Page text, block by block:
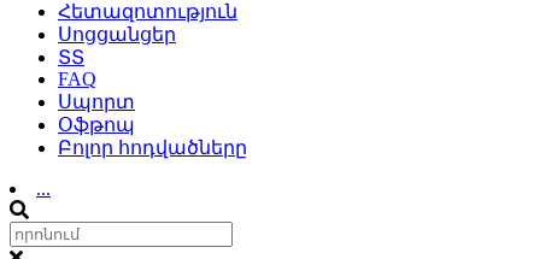
Հետազոտություն
Սոցցանցեր
ՏՏ
FAQ
Սպորտ
Օֆթոպ
Բոլոր հոդվածները
...